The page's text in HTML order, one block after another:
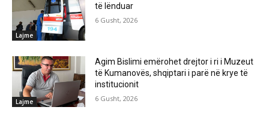
Lajme
të lënduar
6 Gusht, 2026
Lajme
Agim Bislimi emërohet drejtor i ri i Muzeut
të Kumanovës, shqiptari i parë në krye të
institucionit
6 Gusht, 2026